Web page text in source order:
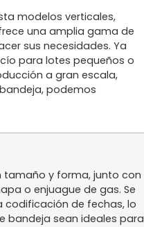
modelos verticales,
una amplia gama de
sus necesidades. Ya
para lotes pequeños o
a gran escala,
podemos
tamaño y forma, junto con
o enjuague de gas. Se
codificación de fechas, lo
bandeja sean ideales para